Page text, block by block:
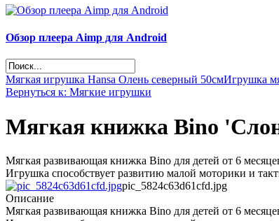
Обзор плеера Aimp для Android
Мягкая игрушка Hansa Олень северный 50смИгрушка
Вернуться к: Мягкие игрушки
Мягкая книжка Bino
Мягкая развивающая книжка Bino для детей от 6
Игрушка способствует развитию малой моторики и
pic_5824c63d61cfd.jpg
Описание
Мягкая развивающая книжка Bino для детей от 6